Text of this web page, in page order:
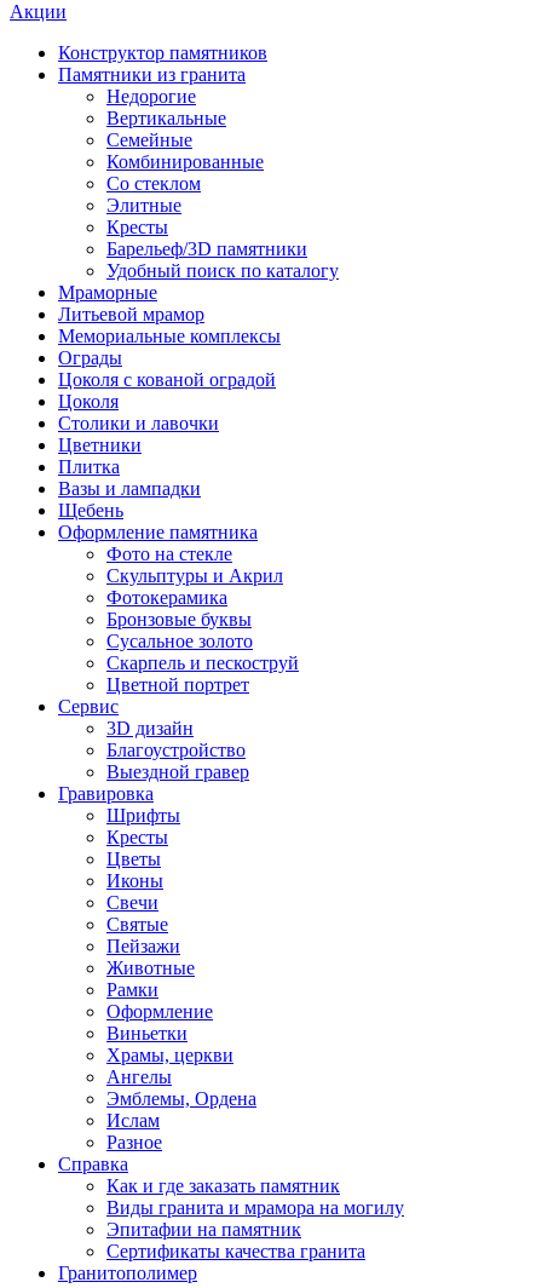
Акции
Конструктор памятников
Памятники из гранита
Недорогие
Вертикальные
Семейные
Комбинированные
Со стеклом
Элитные
Кресты
Барельеф/3D памятники
Удобный поиск по каталогу
Мраморные
Литьевой мрамор
Мемориальные комплексы
Ограды
Цоколя с кованой оградой
Цоколя
Столики и лавочки
Цветники
Плитка
Вазы и лампадки
Щебень
Оформление памятника
Фото на стекле
Скульптуры и Акрил
Фотокерамика
Бронзовые буквы
Сусальное золото
Скарпель и пескоструй
Цветной портрет
Сервис
3D дизайн
Благоустройство
Выездной гравер
Гравировка
Шрифты
Кресты
Цветы
Иконы
Свечи
Святые
Пейзажи
Животные
Рамки
Оформление
Виньетки
Храмы, церкви
Ангелы
Эмблемы, Ордена
Ислам
Разное
Справка
Как и где заказать памятник
Виды гранита и мрамора на могилу
Эпитафии на памятник
Сертификаты качества гранита
Гранитополимер